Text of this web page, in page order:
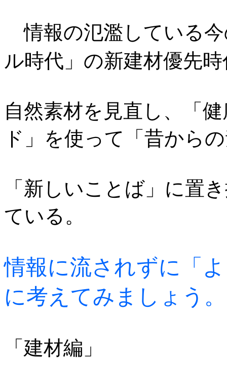
情報の氾濫している今
ル時代」の新建材優先
自然素材を見直し、「
ド」を使って「昔から
「新しいことば」に置
ている。
情報に流されずに「
に考えてみましょう。
「建材編」